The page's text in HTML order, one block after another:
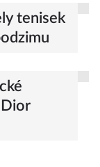
tenisek